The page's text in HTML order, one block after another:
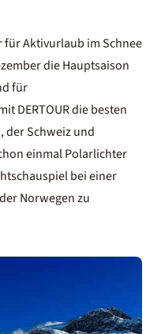
für Aktivurlaub im Schnee
die Hauptsaison
für
DERTOUR die besten
der Schweiz und
einmal Polarlichter
bei einer
Norwegen zu